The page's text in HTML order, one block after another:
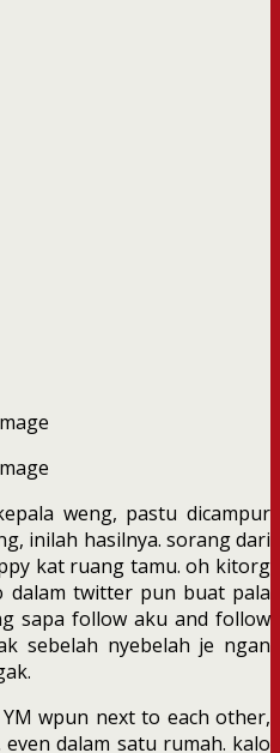
weng, pastu dicampur
inilah hasilnya. sorang dari
kat ruang tamu. oh kitorg
dalam twitter pun buat pala
sapa follow aku and follow
sebelah nyebelah je ngan
wpun next to each other,
dalam satu rumah. kalo